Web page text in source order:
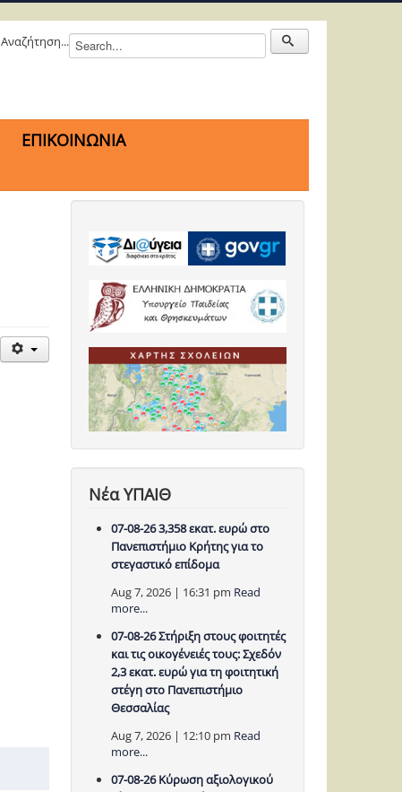
Αναζήτηση...
ΕΠΙΚΟΙΝΩΝΙΑ
Νέα ΥΠΑΙΘ
07-08-26 3,358 εκατ. ευρώ στο
Πανεπιστήμιο Κρήτης για το
στεγαστικό επίδομα
Aug 7, 2026 | 16:31 pm Read
more...
07-08-26 Στήριξη στους φοιτητές
και τις οικογένειές τους: Σχεδόν
2,3 εκατ. ευρώ για τη φοιτητική
στέγη στο Πανεπιστήμιο
Θεσσαλίας
Aug 7, 2026 | 12:10 pm Read
more...
07-08-26 Κύρωση αξιολογικού